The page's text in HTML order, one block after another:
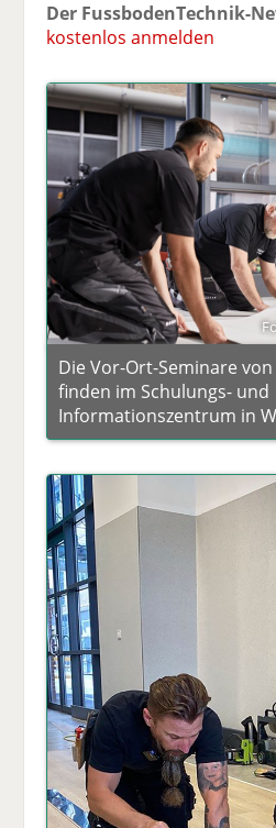
Der FussbodenTechnik-
kostenlos anmelden
Die Vor-Ort-Seminare
finden im Schulungs- und
Informationszentrum in